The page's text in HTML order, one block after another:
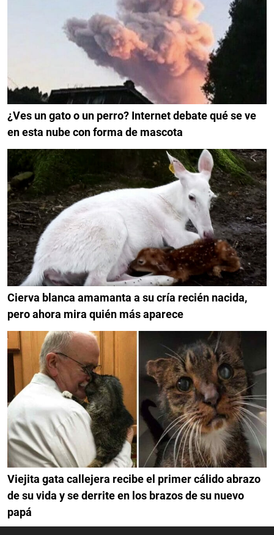
¿Ves un gato o un perro? Internet debate qué se ve
en esta nube con forma de mascota
Cierva blanca amamanta a su cría recién nacida,
pero ahora mira quién más aparece
Viejita gata callejera recibe el primer cálido abrazo
de su vida y se derrite en los brazos de su nuevo
papá